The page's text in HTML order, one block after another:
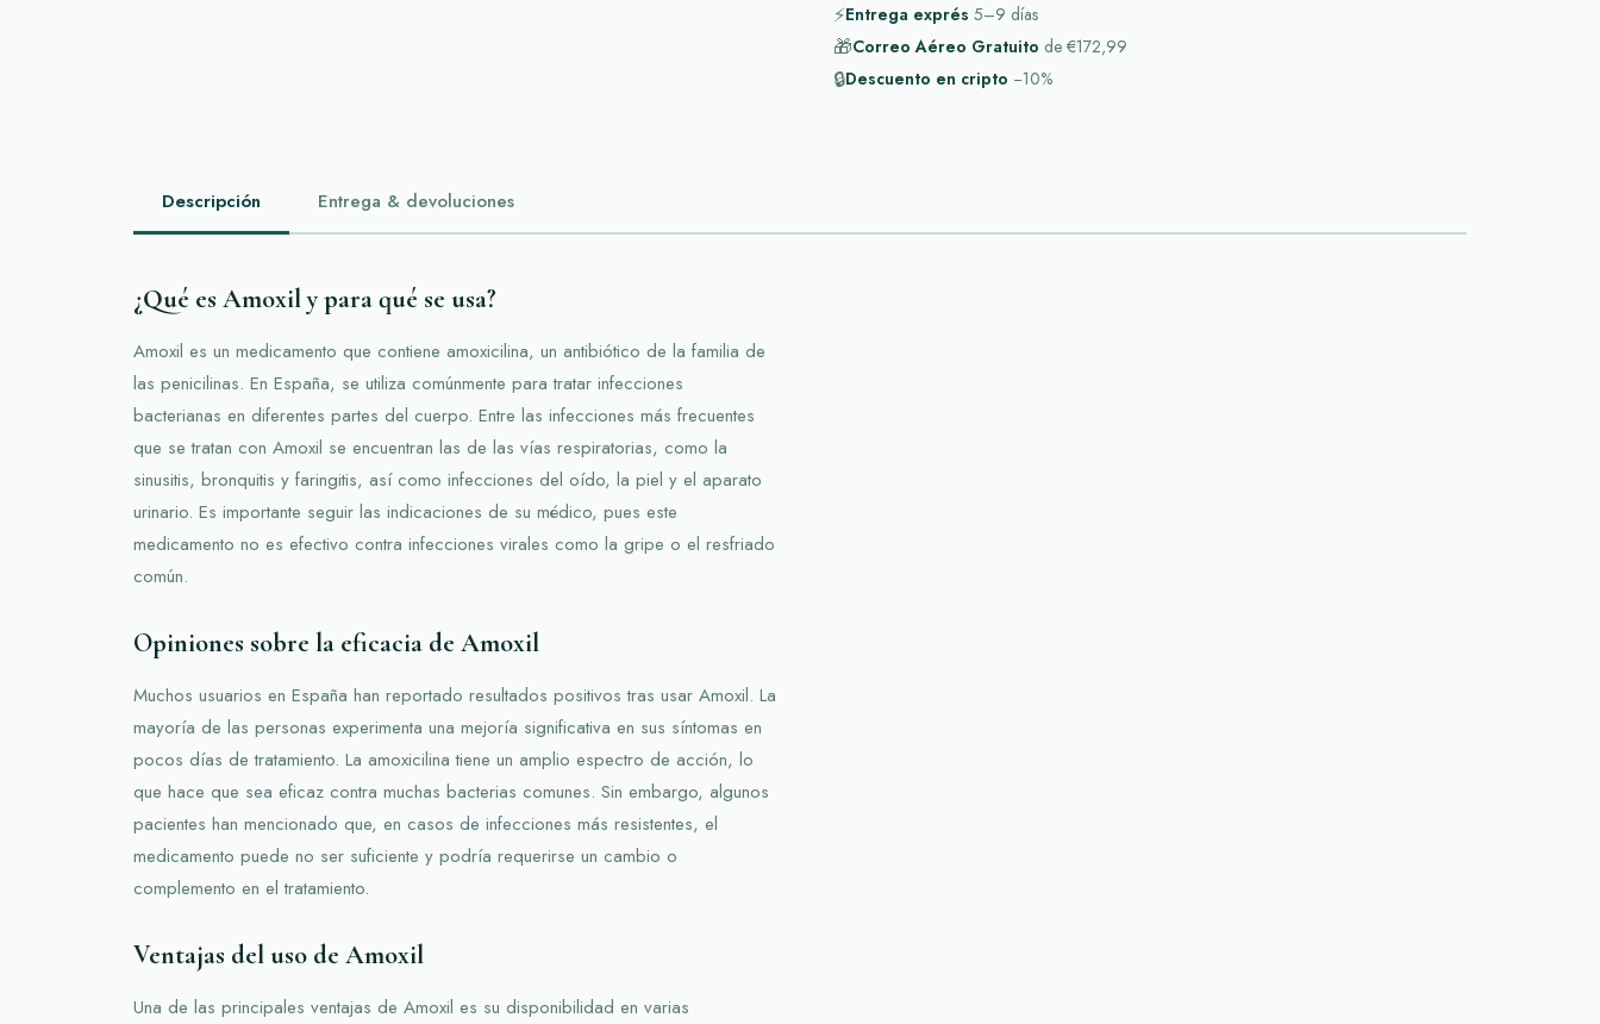
⚡Entrega exprés 5–9 días
🎁Correo Aéreo Gratuito de €172,99
🔒Descuento en cripto −10%
Descripción Entrega & devoluciones
¿Qué es Amoxil y para qué se usa?
Amoxil es un medicamento que contiene amoxicilina, un antibiótico de la familia de
las penicilinas. En España, se utiliza comúnmente para tratar infecciones
bacterianas en diferentes partes del cuerpo. Entre las infecciones más frecuentes
que se tratan con Amoxil se encuentran las de las vías respiratorias, como la
sinusitis, bronquitis y faringitis, así como infecciones del oído, la piel y el aparato
urinario. Es importante seguir las indicaciones de su médico, pues este
medicamento no es efectivo contra infecciones virales como la gripe o el resfriado
común.
Opiniones sobre la eficacia de Amoxil
Muchos usuarios en España han reportado resultados positivos tras usar Amoxil. La
mayoría de las personas experimenta una mejoría significativa en sus síntomas en
pocos días de tratamiento. La amoxicilina tiene un amplio espectro de acción, lo
que hace que sea eficaz contra muchas bacterias comunes. Sin embargo, algunos
pacientes han mencionado que, en casos de infecciones más resistentes, el
medicamento puede no ser suficiente y podría requerirse un cambio o
complemento en el tratamiento.
Ventajas del uso de Amoxil
Una de las principales ventajas de Amoxil es su disponibilidad en varias